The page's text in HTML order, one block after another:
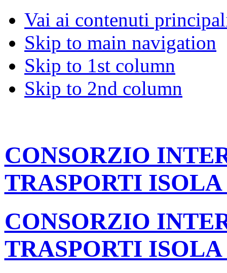
Vai ai contenuti
Skip to main navigation
Skip to 1st column
Skip to 2nd column
CONSORZIO
TRASPORTI
CONSORZIO
TRASPORTI